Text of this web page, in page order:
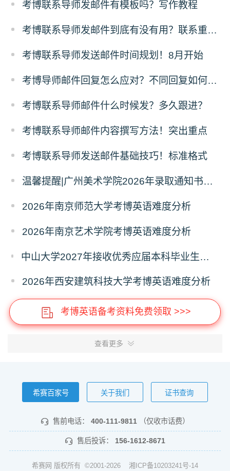
考博联系导师发邮件有模板吗？写作教程
考博联系导师发邮件到底有没有用？联系重要性
考博联系导师发送邮件时间规划！8月开始
考博导师邮件回复怎么应对？不同回复如何跟进？
考博联系导师邮件什么时候发？多久跟进？
考博联系导师邮件内容撰写方法！突出重点
考博联系导师发送邮件基础技巧！标准格式
温馨提醒|广州美术学院2026年录取通知书寄发通知
2026年南京师范大学考博英语难度分析
2026年南京艺术学院考博英语难度分析
中山大学2027年接收优秀应届本科毕业生推荐免试攻读研究生报名的通知
2026年西安建筑科技大学考博英语难度分析
考博英语备考资料免费领取 >>>
查看更多
希赛百家号 关于我们 证书查询
售前电话： 400-111-9811 （仅收市话费）
售后投诉： 156-1612-8671
希赛网 版权所有 ©2001-2026 湘ICP备10203241号-14